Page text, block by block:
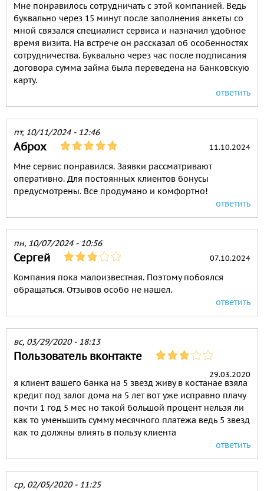
Мне понравилось сотрудничать с этой компанией. Ведь
буквально через 15 минут после заполнения анкеты со
мной связался специалист сервиса и назначил удобное
время визита. На встрече он рассказал об особенностях
сотрудничества. Буквально через час после подписания
договора сумма займа была переведена на банковскую
карту.
ответить
пт, 10/11/2024 - 12:46
Аброх 11.10.2024
Мне сервис понравился. Заявки рассматривают
оперативно. Для постоянных клиентов бонусы
предусмотрены. Все продумано и комфортно!
ответить
пн, 10/07/2024 - 10:56
Сергей 07.10.2024
Компания пока малоизвестная. Поэтому побоялся
обращаться. Отзывов особо не нашел.
ответить
вс, 03/29/2020 - 18:13
Пользователь вконтакте
29.03.2020
я клиент вашего банка на 5 звезд живу в костанае взяла
кредит под залог дома на 5 лет вот уже исправно плачу
почти 1 год 5 мес но такой большой процент нельзя ли
как то уменьшить сумму месячного платежа ведь 5 звезд
как то должны влиять в пользу клиента
ответить
ср, 02/05/2020 - 11:25